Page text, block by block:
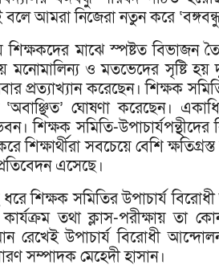
আমরা নিজেরা নতুন করে
মাঝে স্পষ্টত বিভাজন
মনোমালিন্য ও মতভেদের সৃষ্টি হয়
প্রত্যাখ্যান করেছেন। শিক্ষক
ঘোষণা করেছেন।
শিক্ষক সমিতি-
শিক্ষার্থীরা সবচেয়ে বেশি
এসেছে।
শিক্ষক সমিতির উপাচার্য
তথা ক্লাস-পরীক্ষায় তা
রেখেই উপাচার্য বিরোধী
সম্পাদক মেহেদী হাসান।